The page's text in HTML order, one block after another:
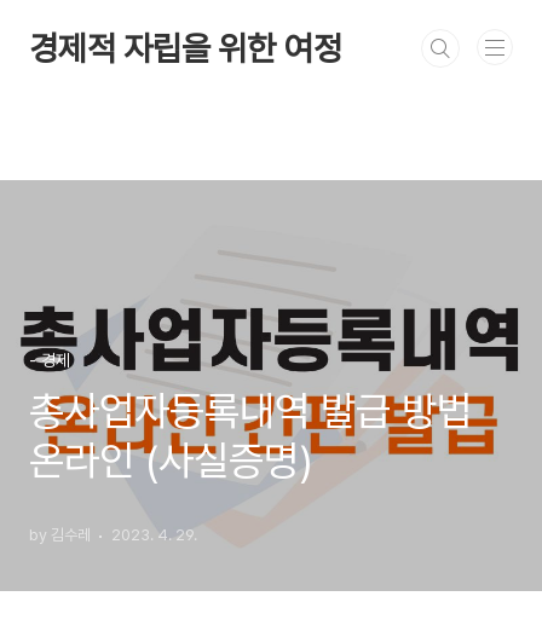
경제적 자립을 위한 여정
- 경제
총사업자등록내역 발급 방법
온라인 (사실증명)
by 김수레 2023. 4. 29.